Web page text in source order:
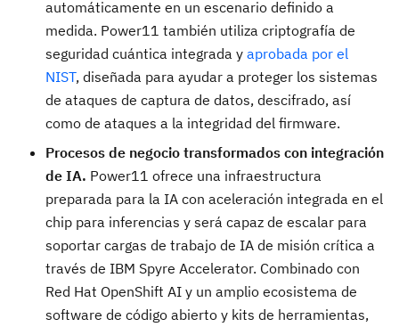
automáticamente en un escenario definido a
medida. Power11 también utiliza criptografía de
seguridad cuántica integrada y aprobada por el
NIST, diseñada para ayudar a proteger los sistemas
de ataques de captura de datos, descifrado, así
como de ataques a la integridad del firmware.
Procesos de negocio transformados con integración
de IA. Power11 ofrece una infraestructura
preparada para la IA con aceleración integrada en el
chip para inferencias y será capaz de escalar para
soportar cargas de trabajo de IA de misión crítica a
través de IBM Spyre Accelerator. Combinado con
Red Hat OpenShift AI y un amplio ecosistema de
software de código abierto y kits de herramientas,